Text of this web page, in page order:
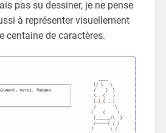
pas su dessiner, je ne pense
à représenter visuellement
centaine de caractères.